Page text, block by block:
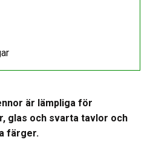
är lämpliga för
glas och svarta tavlor och
färger.